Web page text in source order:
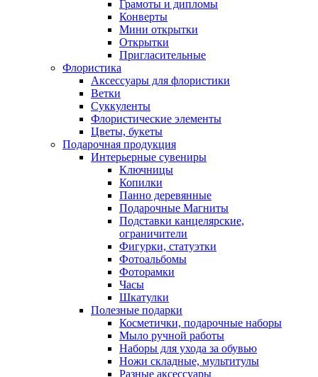
Грамоты и дипломы
Конверты
Мини открытки
Открытки
Пригласительные
Флористика
Аксессуары для флористики
Ветки
Суккуленты
Флористические элементы
Цветы, букеты
Подарочная продукция
Интерьерные сувениры
Ключницы
Копилки
Панно деревянные
Подарочные Магниты
Подставки канцелярские,
ограничители
Фигурки, статуэтки
Фотоальбомы
Фоторамки
Часы
Шкатулки
Полезные подарки
Косметички, подарочные наборы
Мыло ручной работы
Наборы для ухода за обувью
Ножи складные, мультитулы
Разные аксессуары